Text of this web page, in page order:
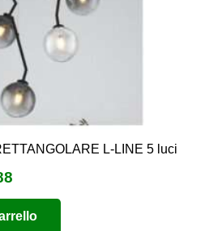
L-LINE 5 luci
prezzo
attuale